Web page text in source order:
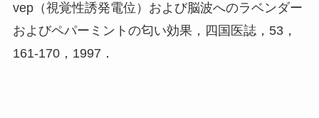
vep（視覚性誘発電位）および脳波へのラベンダー
およびペパーミントの匂い効果，四国医誌，53，
161-170，1997．